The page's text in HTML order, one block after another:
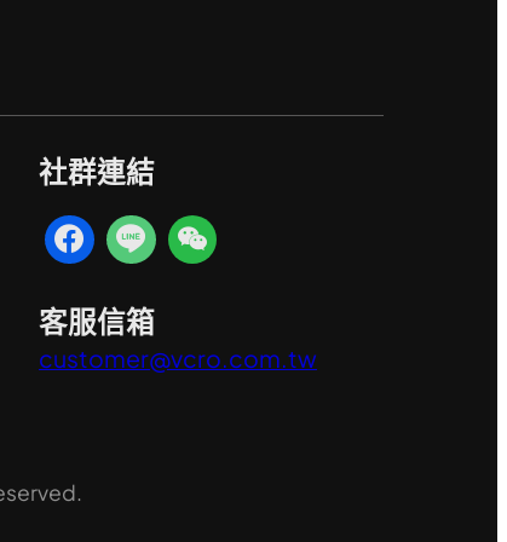
社群連結
客服信箱
customer@vcro.com.tw